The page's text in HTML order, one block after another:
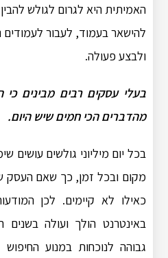
האמיתית היא לגרום לגולש
להישאר בעמוד, לעבור
ולבצע פעולה.
בעלי עסקים רבים מבינים
מהדברים הכי חמים שיש היום.
בכל יום מיליוני גולשים
מקום ובכל זמן, כך שאם
כאילו לא קיימים. לכן
באינטרנט הולך ועולה בשנים
גבוהה לנוכחות במנוע